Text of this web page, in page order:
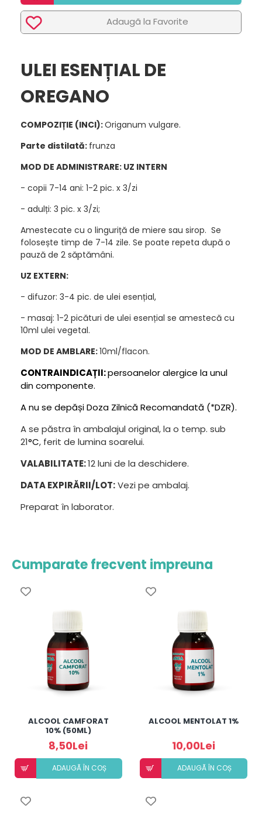
Adaugã la Favorite
ULEI ESENȚIAL DE
OREGANO
COMPOZIȚIE (INCI):Origanum vulgare.
Parte distilată: frunza
MOD DE ADMINISTRARE: UZ INTERN
- copii 7-14 ani: 1-2 pic. x 3/zi
- adulți: 3 pic. x 3/zi;
Amestecate cu o linguriță de miere sau sirop. Se
folosește timp de 7-14 zile. Se poate repeta după o
pauză de 2 săptămâni.
UZ EXTERN:
- difuzor: 3-4 pic. de ulei esențial,
- masaj: 1-2 picături de ulei esențial se amestecă cu
10ml ulei vegetal.
MOD DE AMBLARE:10ml/flacon.
CONTRAINDICAȚII:persoanelor alergice la unul
din componente.
A nu se depăși Doza Zilnică Recomandată (*DZR).
A se păstra în ambalajul original, la o temp. sub
21°C, ferit de lumina soarelui.
VALABILITATE:12 luni de la deschidere.
DATA EXPIRĂRII/LOT:Vezi pe ambalaj.
Preparat în laborator.
Cumparate frecvent impreuna
ALCOOL CAMFORAT
10% (50ML)
8,50Lei
ADAUGÃ ÎN COȘ
ALCOOL MENTOLAT 1%
10,00Lei
ADAUGÃ ÎN COȘ